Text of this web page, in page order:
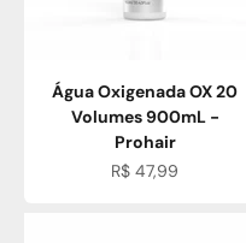
Água Oxigenada OX 20
Volumes 900mL -
Prohair
Preço promocional
R$ 47,99